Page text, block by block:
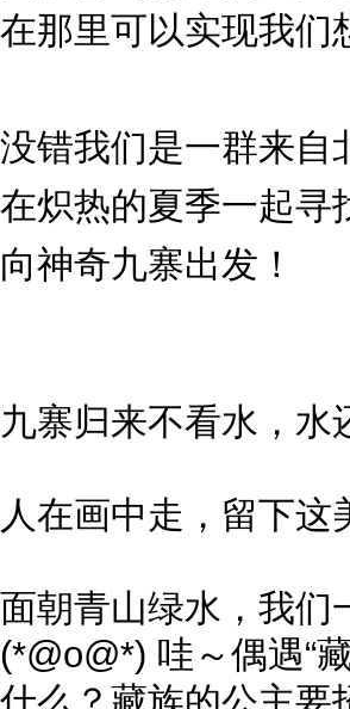
在那里可以实现我们
没错我们是一群来自
在炽热的夏季一起寻
向神奇九寨出发！
九寨归来不看水，水
人在画中走，留下这
面朝青山绿水，我们
(*@ο@*) 哇～偶遇“